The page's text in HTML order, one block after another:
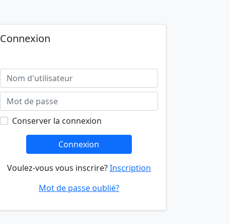
Connexion
Conserver la connexion
Connexion
Voulez-vous vous inscrire?Inscription
Mot de passe oublié?